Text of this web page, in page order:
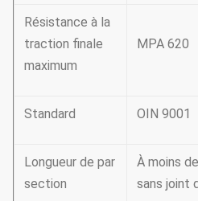
Résistance à la
traction finale
maximum
MPA 620
Standard OIN 9001
Longueur de par
section
À moins
sans joint